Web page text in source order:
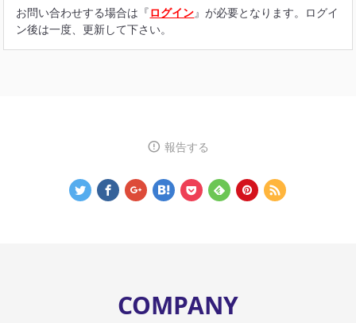
お問い合わせする場合は『ログイン』が必要となります。ログイ
ン後は一度、更新して下さい。
報告する
COMPANY